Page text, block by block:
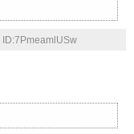
ID:7PmeamlUSw